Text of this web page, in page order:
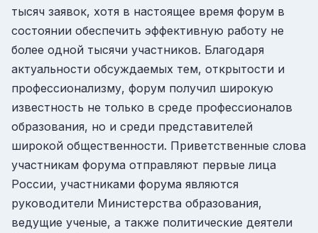
тысяч заявок, хотя в настоящее время форум в
состоянии обеспечить эффективную работу не
более одной тысячи участников. Благодаря
актуальности обсуждаемых тем, открытости и
профессионализму, форум получил широкую
известность не только в среде профессионалов
образования, но и среди представителей
широкой общественности. Приветственные слова
участникам форума отправляют первые лица
России, участниками форума являются
руководители Министерства образования,
ведущие ученые, а также политические деятели